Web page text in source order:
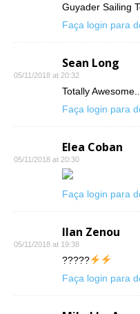
Guyader Sailing
Faça login para
Sean Long
05/11/2018 at 20:32
Totally Awesome..
Faça login para
Elea Coban
05/11/2018 at 20:30
Faça login para
Ilan Zenou
05/11/2018 at 19:38
?????
Faça login para